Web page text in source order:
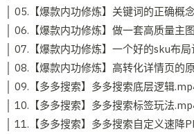
│ 05.【爆款内功修炼】关键词的正确概
│ 06.【爆款内功修炼】做一套高质量主
│ 07.【爆款内功修炼】一个好的sku布
│ 08.【爆款内功修炼】高转化详情页的
│ 09.【多多搜索】多多搜索底层逻辑
│ 10.【多多搜索】多多搜索标签玩法
│ 11.【多多搜索】多多搜索自定义速降